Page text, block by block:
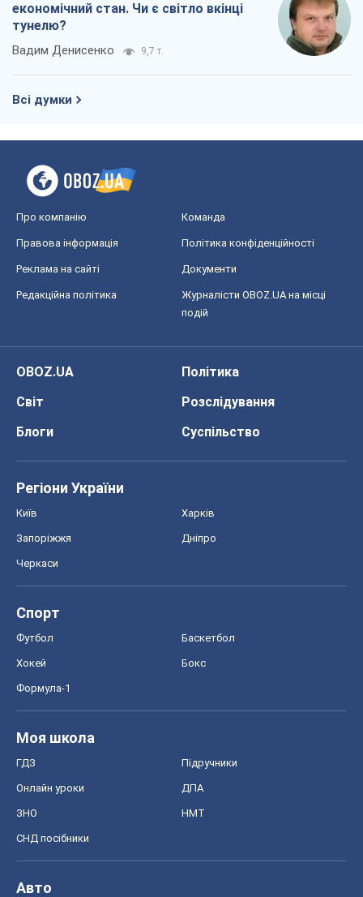
економічний стан. Чи є світло вкінці
тунелю?
Вадим Денисенко 9,7 т.
Всі думки
Про компанію Команда
Правова інформація Політика конфіденційності
Реклама на сайті Документи
Редакційна політика
Журналісти OBOZ.UA на місці
подій
OBOZ.UA
Політика
Світ
Розслідування
Блоги
Суспільство
Регіони України
Київ Харків
Запоріжжя Дніпро
Черкаси
Спорт
Футбол Баскетбол
Хокей Бокс
Формула-1
Моя школа
ГДЗ Підручники
Онлайн уроки ДПА
ЗНО НМТ
СНД посібники
Авто